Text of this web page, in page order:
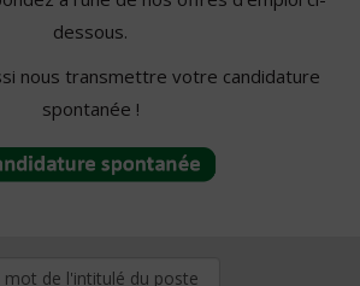
dessous.
nous transmettre votre candidature
spontanée !